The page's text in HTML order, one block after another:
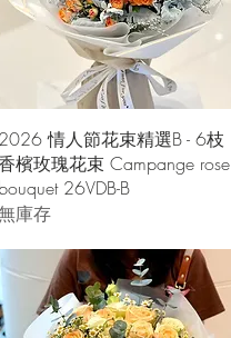
快速瀏覽
2026 情人節花束精選B - 6枝
檳玫瑰花束 Campange rose
bouquet 26VDB-B
庫存